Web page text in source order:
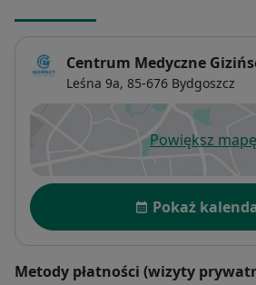
Centrum Medyczne
Leśna 9a, 85-676 Bydgoszcz
Powiększ mapę
otwiera
Dostępność
Pokaż
Metody płatności (wizyty